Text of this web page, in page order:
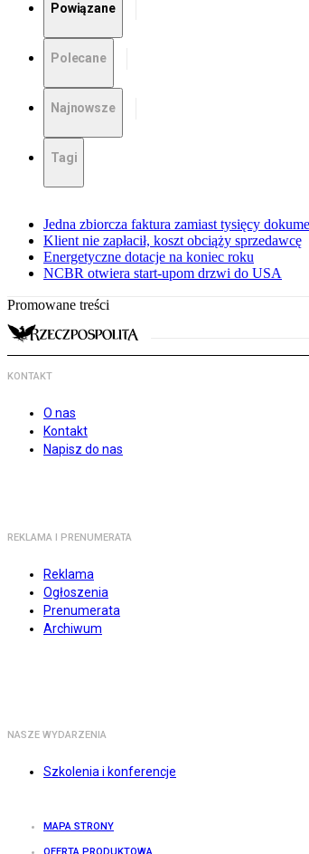
Powiązane
Polecane
Najnowsze
Tagi
Jedna zbiorcza faktura zamiast tysięcy
Klient nie zapłacił, koszt obciąży sprzedawcę
Energetyczne dotacje na koniec roku
NCBR otwiera start-upom drzwi do USA
Promowane treści
KONTAKT
O nas
Kontakt
Napisz do nas
REKLAMA I PRENUMERATA
Reklama
Ogłoszenia
Prenumerata
Archiwum
NASZE WYDARZENIA
Szkolenia i konferencje
MAPA STRONY